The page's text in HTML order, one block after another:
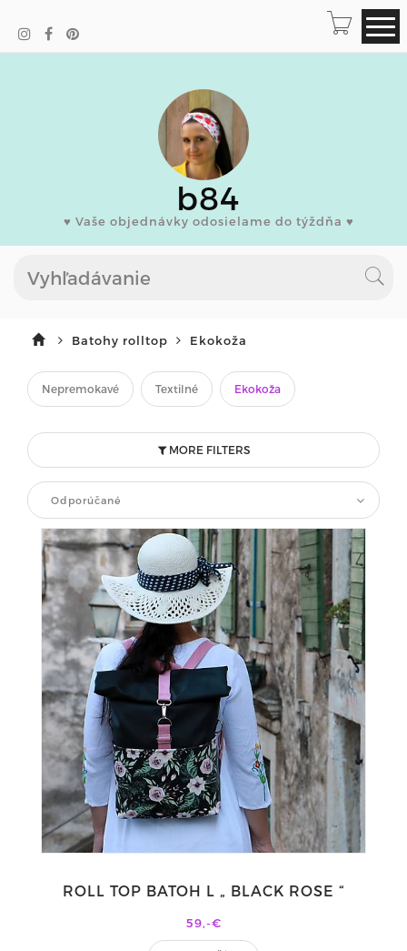
b84
♥ Vaše objednávky odosielame do týždňa ♥
Batohy rolltop Ekokoža
Nepremokavé Textilné Ekokoža
MORE FILTERS
Odporúčané
ROLL TOP BATOH L „ BLACK ROSE “
59,-€